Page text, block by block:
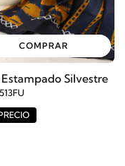
COMPRAR
Silvestre